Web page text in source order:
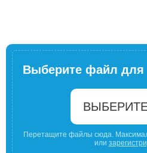
Выберите файл для
Перетащите файлы сюда.
или